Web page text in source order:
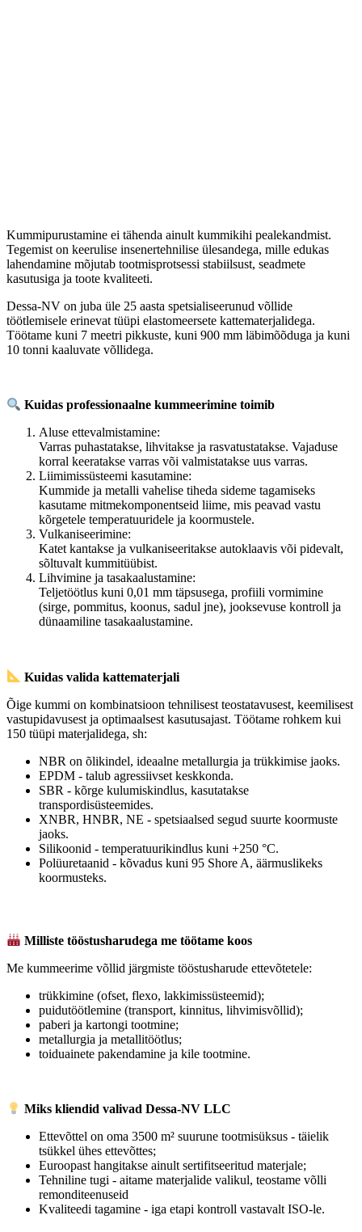
Kummipurustamine ei tähenda ainult kummikihi pealekandmist.
Tegemist on keerulise insenertehnilise ülesandega, mille edukas
lahendamine mõjutab tootmisprotsessi stabiilsust, seadmete
kasutusiga ja toote kvaliteeti.
Dessa-NV on juba üle 25 aasta spetsialiseerunud võllide
töötlemisele erinevat tüüpi elastomeersete kattematerjalidega.
Töötame kuni 7 meetri pikkuste, kuni 900 mm läbimõõduga ja kuni
10 tonni kaaluvate võllidega.
Kuidas professionaalne kummeerimine toimib
Aluse ettevalmistamine:
Varras puhastatakse, lihvitakse ja rasvatustatakse. Vajaduse
korral keeratakse varras või valmistatakse uus varras.
Liimimissüsteemi kasutamine:
Kummide ja metalli vahelise tiheda sideme tagamiseks
kasutame mitmekomponentseid liime, mis peavad vastu
kõrgetele temperatuuridele ja koormustele.
Vulkaniseerimine:
Katet kantakse ja vulkaniseeritakse autoklaavis või pidevalt,
sõltuvalt kummitüübist.
Lihvimine ja tasakaalustamine:
Teljetöötlus kuni 0,01 mm täpsusega, profiili vormimine
(sirge, pommitus, koonus, sadul jne), jooksevuse kontroll ja
dünaamiline tasakaalustamine.
Kuidas valida kattematerjali
Õige kummi on kombinatsioon tehnilisest teostatavusest, keemilisest
vastupidavusest ja optimaalsest kasutusajast. Töötame rohkem kui
150 tüüpi materjalidega, sh:
NBR on õlikindel, ideaalne metallurgia ja trükkimise jaoks.
EPDM - talub agressiivset keskkonda.
SBR - kõrge kulumiskindlus, kasutatakse
transpordisüsteemides.
XNBR, HNBR, NE - spetsiaalsed segud suurte koormuste
jaoks.
Silikoonid - temperatuurikindlus kuni +250 °C.
Polüuretaanid - kõvadus kuni 95 Shore A, äärmuslikeks
koormusteks.
Milliste tööstusharudega me töötame koos
Me kummeerime võllid järgmiste tööstusharude ettevõtetele:
trükkimine (ofset, flexo, lakkimissüsteemid);
puidutöötlemine (transport, kinnitus, lihvimisvõllid);
paberi ja kartongi tootmine;
metallurgia ja metallitöötlus;
toiduainete pakendamine ja kile tootmine.
Miks kliendid valivad Dessa-NV LLC
Ettevõttel on oma 3500 m² suurune tootmisüksus - täielik
tsükkel ühes ettevõttes;
Euroopast hangitakse ainult sertifitseeritud materjale;
Tehniline tugi - aitame materjalide valikul, teostame võlli
remonditeenuseid
Kvaliteedi tagamine - iga etapi kontroll vastavalt ISO-le.